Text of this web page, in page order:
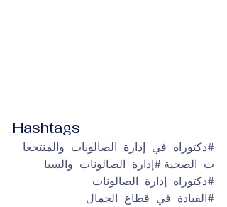
Hashtags
#دكتوراه_في_إدارة_الصالونات_والمنتجعا
ت_الصحية #إدارة_الصالونات_والسبا
#دكتوراه_إدارة_الصالونات
#القيادة_في_قطاع_الجمال